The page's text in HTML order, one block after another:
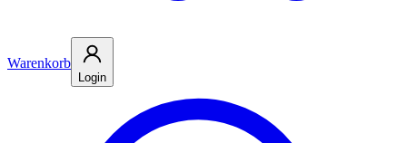
Warenkorb
Login